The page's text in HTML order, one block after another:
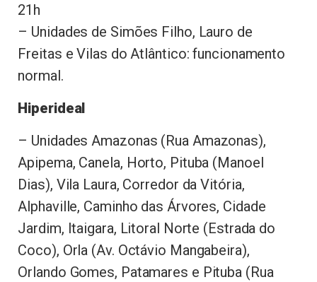
21h
– Unidades de Simões Filho, Lauro de
Freitas e Vilas do Atlântico: funcionamento
normal.
Hiperideal
– Unidades Amazonas (Rua Amazonas),
Apipema, Canela, Horto, Pituba (Manoel
Dias), Vila Laura, Corredor da Vitória,
Alphaville, Caminho das Árvores, Cidade
Jardim, Itaigara, Litoral Norte (Estrada do
Coco), Orla (Av. Octávio Mangabeira),
Orlando Gomes, Patamares e Pituba (Rua